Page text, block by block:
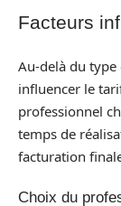
Facteurs
Au-delà du
influencer le
professionnel
temps de
facturation
Choix du